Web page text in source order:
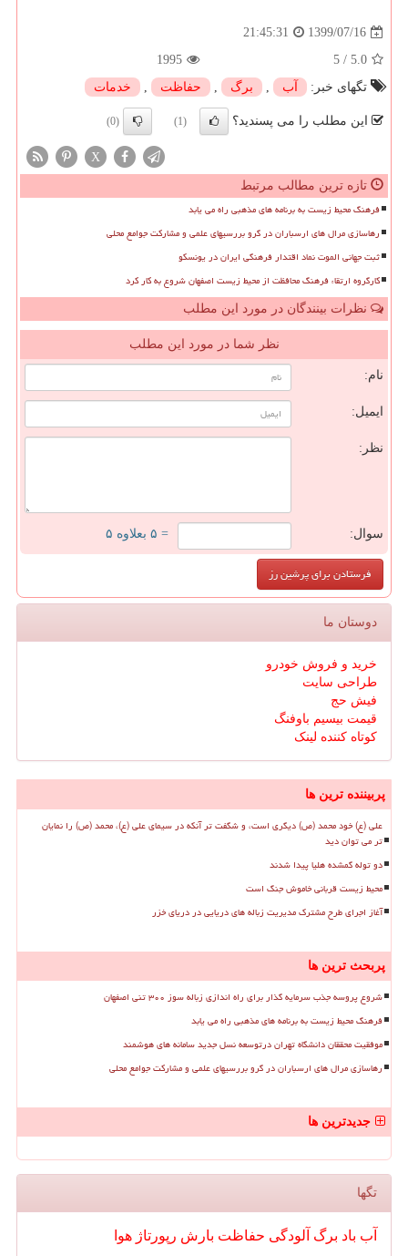
1399/07/16
21:45:31
5.0
/
5
1995
تگهای خبر:
آب , برگ , حفاظت , خدمات
این مطلب را می پسندید؟ (1)
(0)
X
تازه ترین مطالب مرتبط
فرهنگ محیط زیست به برنامه های مذهبی راه می یابد
رهاسازی مرال های ارسباران در گرو بررسیهای علمی و مشارکت جوامع محلی
ثبت جهانی الموت نماد اقتدار فرهنگی ایران در یونسکو
کارگروه ارتقاء فرهنگ محافظت از محیط زیست اصفهان شروع به کار کرد
نظرات بینندگان در مورد این مطلب
نظر شما در مورد این مطلب
نام:
ایمیل:
نظر:
سوال: = ۵ بعلاوه ۵
دوستان ما
خرید و فروش خودرو
طراحی سایت
فیش حج
قیمت بیسیم باوفنگ
کوتاه کننده لینک
پربیننده ترین ها
علی (ع) خود محمد (ص) دیگری است، و شگفت تر آنکه در سیمای علی (ع)، محمد (ص) را نمایان
تر می توان دید
دو توله گمشده هلیا پیدا شدند
محیط زیست قربانی خاموش جنگ است
آغاز اجرای طرح مشترک مدیریت زباله های دریایی در دریای خزر
پربحث ترین ها
شروع پروسه جذب سرمایه گذار برای راه اندازی زباله سوز ۳۰۰ تنی اصفهان
فرهنگ محیط زیست به برنامه های مذهبی راه می یابد
موفقیت محققان دانشگاه تهران درتوسعه نسل جدید سامانه های هوشمند
رهاسازی مرال های ارسباران در گرو بررسیهای علمی و مشارکت جوامع محلی
جدیدترین ها
تگها
آب باد برگ آلودگی حفاظت بارش رپورتاژ هوا